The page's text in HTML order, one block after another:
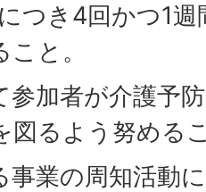
つき4回かつ1
と。
参加者が介護予
図るよう努める
事業の周知活動